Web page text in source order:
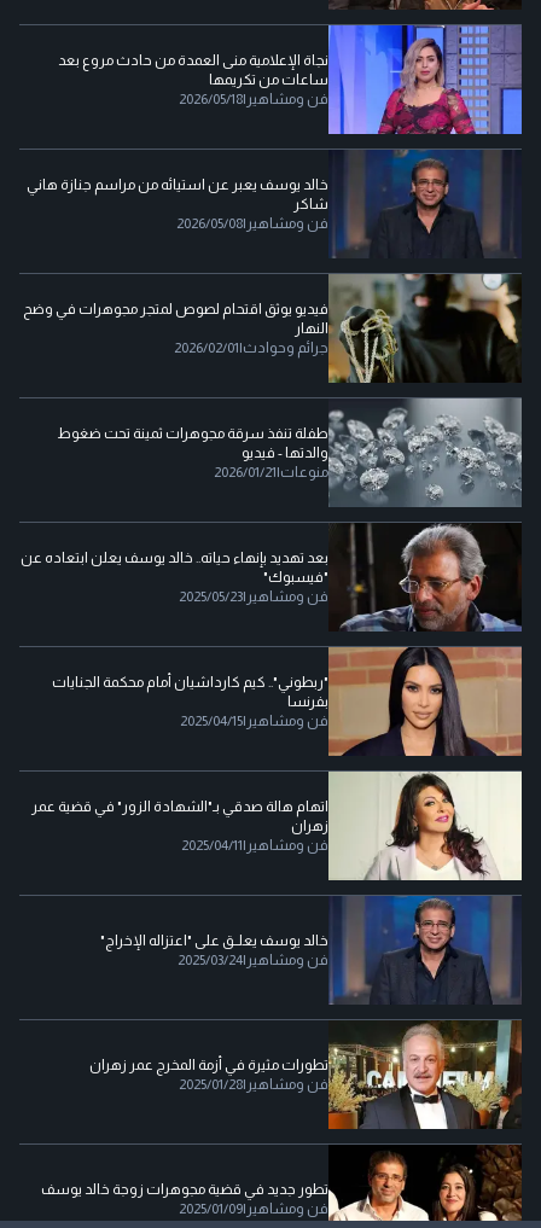
نجاة الإعلامية منى العمدة من حادث مروع بعد
ساعات من تكريمها
فن ومشاهير |
2026/05/18
خالد يوسف يعبر عن استيائه من مراسم جنازة هاني
شاكر
فن ومشاهير |
2026/05/08
فيديو يوثق اقتحام لصوص لمتجر مجوهرات في وضح
النهار
جرائم وحوادث|
2026/02/01
طفلة تنفذ سرقة مجوهرات ثمينة تحت ضغوط
والدتها - فيديو
منوعات|
2026/01/21
بعد تهديد بإنهاء حياته.. خالد يوسف يعلن ابتعاده عن
"فيسبوك"
فن ومشاهير |
2025/05/23
"ربطوني".. كيم كارداشيان أمام محكمة الجنايات
بفرنسا
فن ومشاهير |
2025/04/15
اتهام هالة صدقي بـ"الشهادة الزور" في قضية عمر
زهران
فن ومشاهير |
2025/04/11
خالد يوسف يعلــق على "اعتزاله الإخراج"
فن ومشاهير |
2025/03/24
تطورات مثيرة في أزمة المخرج عمر زهران
فن ومشاهير |
2025/01/28
تطور جديد في قضية مجوهرات زوجة خالد يوسف
فن ومشاهير |
2025/01/09